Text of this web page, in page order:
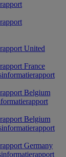
United
France
Belgium
Belgium
Germany